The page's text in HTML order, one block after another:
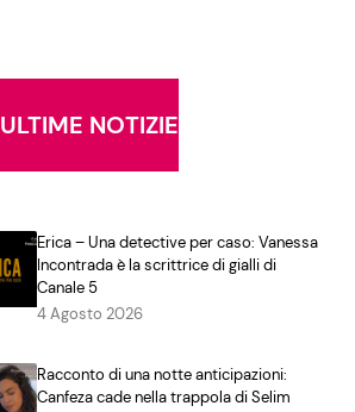
ULTIME NOTIZIE
Erica – Una detective per caso: Vanessa
Incontrada è la scrittrice di gialli di
Canale 5
4 Agosto 2026
Racconto di una notte anticipazioni:
Canfeza cade nella trappola di Selim